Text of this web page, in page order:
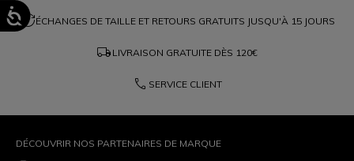
question_exchangeÉCHANGES DE TAILLE ET RETOURS GRATUITS JUSQU'À 15 JOURS
local_shipping LIVRAISON GRATUITE DÈS 120€
phone SERVICE CLIENT
DÉCOUVRIR NOS PARTENAIRES DE MARQUE